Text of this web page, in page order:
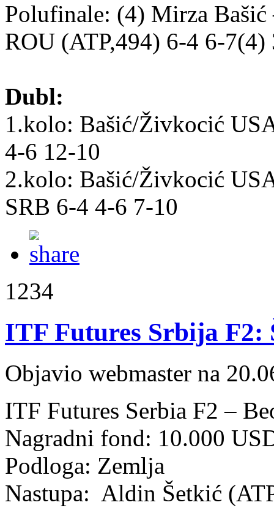
Polufinale: (4) Mirza
ROU (ATP,494) 6-4 6-7(4)
Dubl:
1.kolo: Bašić/Živkocić
4-6 12-10
2.kolo: Bašić/Živkocić
SRB 6-4 4-6 7-10
1234
ITF Futures Srbija F2:
Objavio webmaster na
ITF Futures Serbia F2 –
Nagradni fond: 10.000
Podloga: Zemlja
Nastupa: Aldin Šetkić